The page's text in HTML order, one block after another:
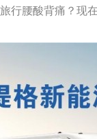
行腰酸背痛？现